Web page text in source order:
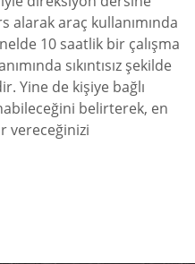
alarak araç kullanımında
10 saatlik bir çalışma
sıkıntısız şekilde
Yine de kişiye bağlı
belirterek, en
vereceğinizi